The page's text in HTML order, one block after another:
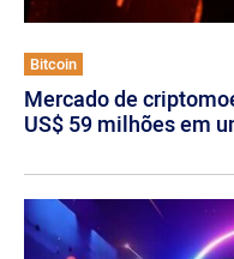
Bitcoin
Mercado de
US$ 59 milhões em